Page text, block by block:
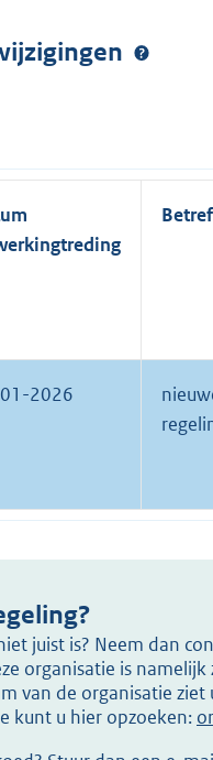
2026
juist is? Neem dan
organisatie is
van de organisatie
kunt u hier opzoeken: